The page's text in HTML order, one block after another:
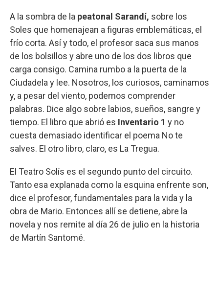
A la sombra de la peatonal Sarandí, sobre los
Soles que homenajean a figuras emblemáticas, el
frío corta. Así y todo, el profesor saca sus manos
de los bolsillos y abre uno de los dos libros que
carga consigo. Camina rumbo a la puerta de la
Ciudadela y lee. Nosotros, los curiosos, caminamos
y, a pesar del viento, podemos comprender
palabras. Dice algo sobre labios, sueños, sangre y
tiempo. El libro que abrió es Inventario 1 y no
cuesta demasiado identificar el poema No te
salves. El otro libro, claro, es La Tregua.
El Teatro Solís es el segundo punto del circuito.
Tanto esa explanada como la esquina enfrente son,
dice el profesor, fundamentales para la vida y la
obra de Mario. Entonces allí se detiene, abre la
novela y nos remite al día 26 de julio en la historia
de Martín Santomé.